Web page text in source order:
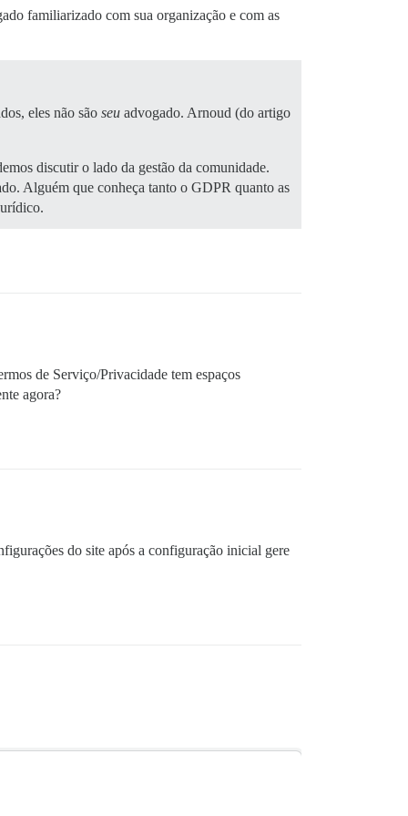
familiarizado com sua organização e com as
eles não são seu advogado. Arnoud (do artigo
discutir o lado da gestão da comunidade.
Alguém que conheça tanto o GDPR quanto as
de Serviço/Privacidade tem espaços
agora?
do site após a configuração inicial gere